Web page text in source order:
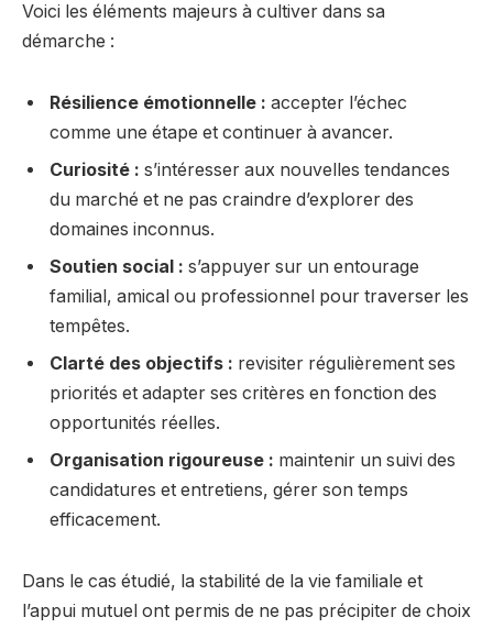
Voici les éléments majeurs à cultiver dans sa
démarche :
Résilience émotionnelle : accepter l’échec
comme une étape et continuer à avancer.
Curiosité : s’intéresser aux nouvelles tendances
du marché et ne pas craindre d’explorer des
domaines inconnus.
Soutien social : s’appuyer sur un entourage
familial, amical ou professionnel pour traverser les
tempêtes.
Clarté des objectifs : revisiter régulièrement ses
priorités et adapter ses critères en fonction des
opportunités réelles.
Organisation rigoureuse : maintenir un suivi des
candidatures et entretiens, gérer son temps
efficacement.
Dans le cas étudié, la stabilité de la vie familiale et
l’appui mutuel ont permis de ne pas précipiter de choix